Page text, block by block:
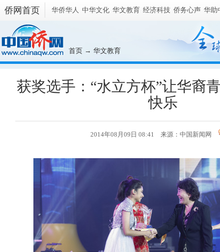
侨网首页 华侨华人 中华文化 华文教育 经济科技 侨务心声 华助
首页 → 华文教育
获奖选手：“水立方杯”让华裔
快乐
2014年08月09日 08:41 来源：中国新闻网